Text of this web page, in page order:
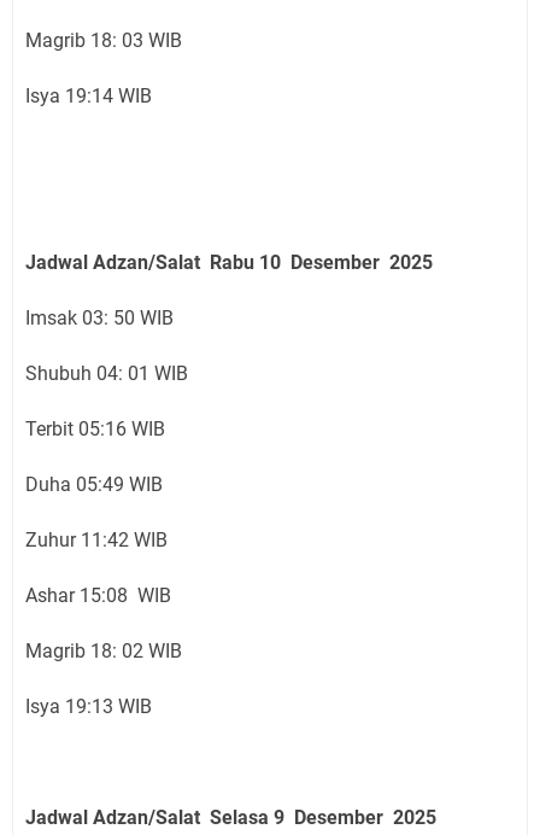
Magrib 18: 03 WIB
Isya 19:14 WIB
Jadwal Adzan/Salat Rabu 10 Desember 2025
Imsak 03: 50 WIB
Shubuh 04: 01 WIB
Terbit 05:16 WIB
Duha 05:49 WIB
Zuhur 11:42 WIB
Ashar 15:08 WIB
Magrib 18: 02 WIB
Isya 19:13 WIB
Jadwal Adzan/Salat Selasa 9 Desember 2025